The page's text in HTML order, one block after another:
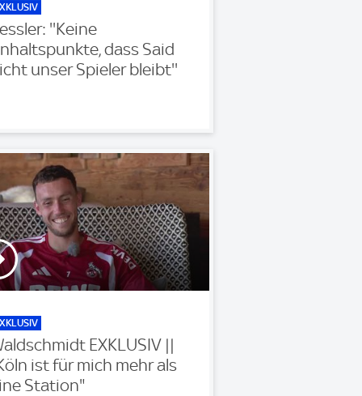
''Keine
dass Said
unser Spieler bleibt''
EXKLUSIV ||
ist für mich mehr als
Station"